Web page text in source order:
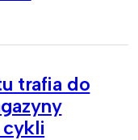
trafia do